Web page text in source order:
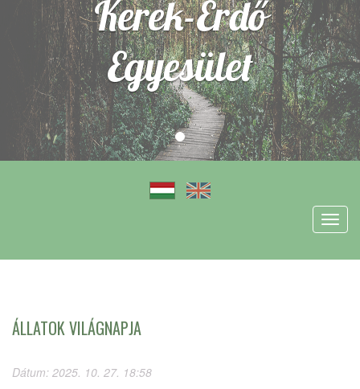
Kerek-Erdő
Egyesület
ÁLLATOK VILÁGNAPJA
Dátum: 2025. 10. 27. 18:58